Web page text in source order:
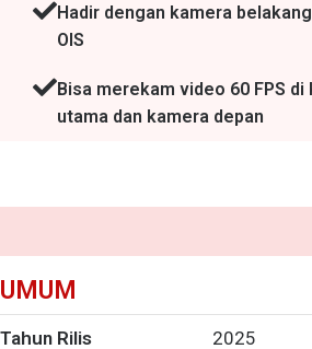
Hadir dengan kamera
OIS
Bisa merekam video 60 FPS di
utama dan kamera depan
UMUM
Tahun Rilis 2025